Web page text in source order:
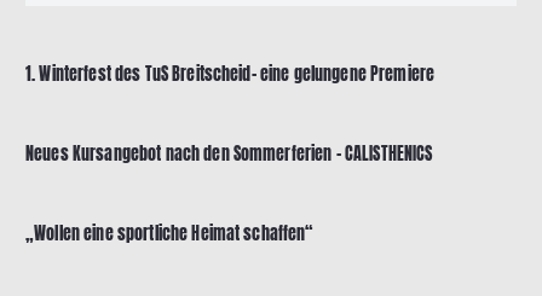
1. Winterfest des TuS Breitscheid- eine gelungene Premiere
Neues Kursangebot nach den Sommerferien – CALISTHENICS
„Wollen eine sportliche Heimat schaffen“